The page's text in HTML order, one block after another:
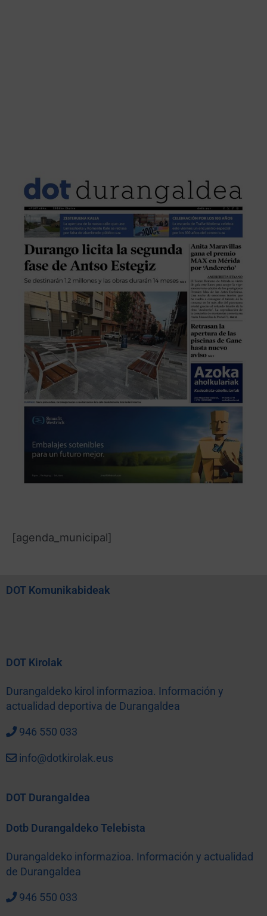
[agenda_municipal]
DOT Komunikabideak
DOT Kirolak
Durangaldeko kirol informazioa. Información y
actualidad deportiva de Durangaldea
946 550 033
info@dotkirolak.eus
DOT Durangaldea
Dotb Durangaldeko Telebista
Durangaldeko informazioa. Información y actualidad
de Durangaldea
946 550 033